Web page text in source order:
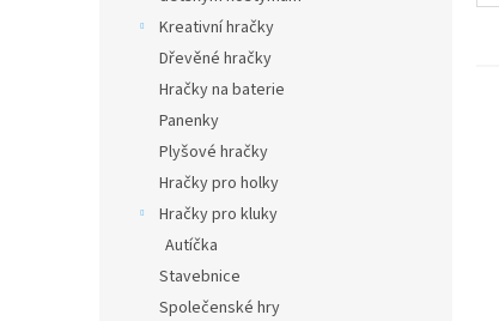
Kreativní hračky
Dřevěné hračky
Hračky na baterie
Panenky
Plyšové hračky
Hračky pro holky
Hračky pro kluky
Autíčka
Stavebnice
Společenské hry